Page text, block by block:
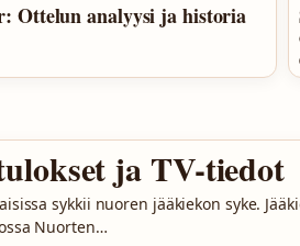
Ottelun analyysi ja historia
ja TV-tiedot
sykkii nuoren jääkiekon syke.
Nuorten…